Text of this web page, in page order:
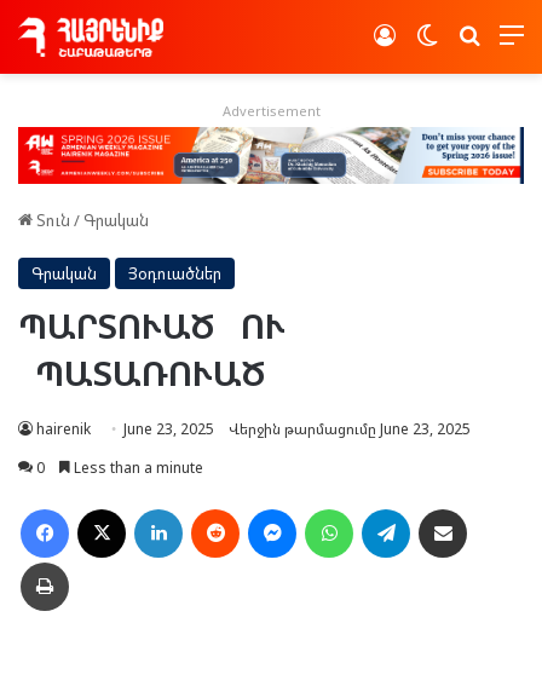
Switch skin
Log In
Advertisement
Տուն / Գրական
Գրական Յօդուածներ
ՊԱՐՏՈՒԱԾ ՈՒ
ՊԱՏԱՌՈՒԱԾ
hairenik June 23, 2025
Վերջին թարմացումը June 23, 2025
0
Less than a minute
Facebook LinkedIn Reddit MessengerWhatsAppTelegram
Տպել